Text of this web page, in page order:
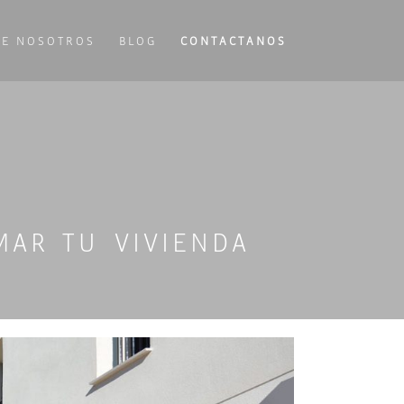
NOSOTROS BLOG CONTACTANOS
TU VIVIENDA